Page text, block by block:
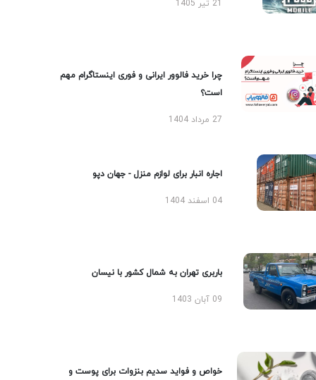
چرا خرید فالوور ایرانی و فوری اینستاگرام مهم
است؟
27 مرداد 1404
اجاره انبار برای لوازم منزل - جهان دپو
04 اسفند 1404
باربری تهران به شمال کشور با نیسان
09 آبان 1403
خواص و فواید سدیم بنزوات برای پوست و